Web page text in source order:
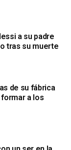
a su padre
tras su muerte
de su fábrica
a los